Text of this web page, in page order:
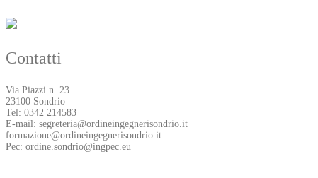
Contatti
Via Piazzi n. 23
23100 Sondrio
Tel: 0342 214583
E-mail: segreteria@ordineingegnerisondrio.it
formazione@ordineingegnerisondrio.it
Pec: ordine.sondrio@ingpec.eu